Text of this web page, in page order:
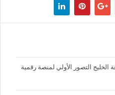
التصور الأولي لمنصة رقمية